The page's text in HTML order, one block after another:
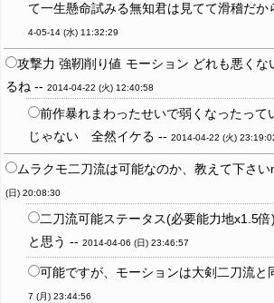
て一生懸命試みる無知君は見てて滑稽だか
4-05-14 (水) 11:32:29
攻撃力 強靭削り値 モーション どれも悪くな
るね -- 2014-04-22 (火) 12:40:58
前作暴れまわったせいで弱くなったって
じゃない 全然イケる -- 2014-04-22 (火)
ムラクモ二刀流は可能なのか、教えて下さ
(日) 20:08:30
二刀流可能ステータス(必要能力地x1.5
と思う -- 2014-04-06 (日) 23:46:57
可能ですが、モーションは大剣二刀流
7 (月) 23:44:56